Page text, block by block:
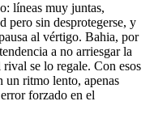
líneas muy juntas,
pero sin desprotegerse, y
al vértigo. Bahia, por
a no arriesgar la
se lo regale. Con esos
un ritmo lento, apenas
forzado en el